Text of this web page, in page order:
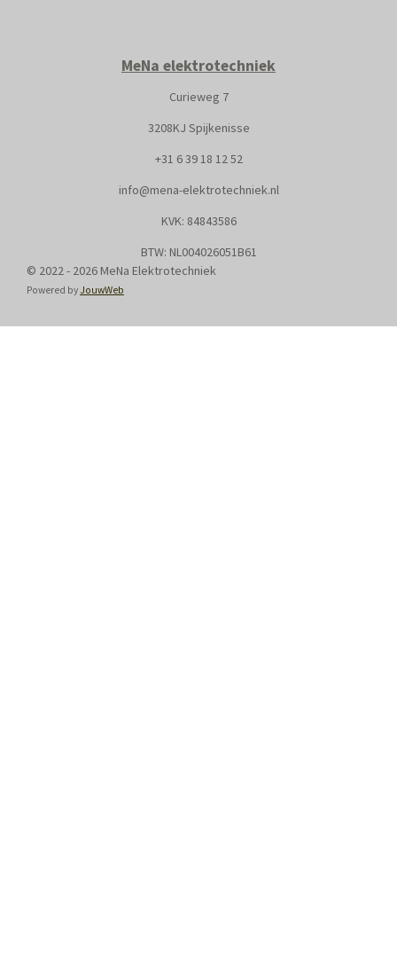
MeNa elektrotechniek
Curieweg 7
3208KJ Spijkenisse
+31 6 39 18 12 52
info@mena-elektrotechniek.nl
KVK: 84843586
BTW: NL004026051B61
© 2022 - 2026 MeNa Elektrotechniek
Powered by JouwWeb